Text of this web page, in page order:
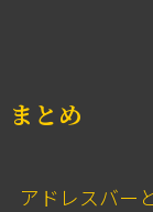
まとめ
アドレスバー